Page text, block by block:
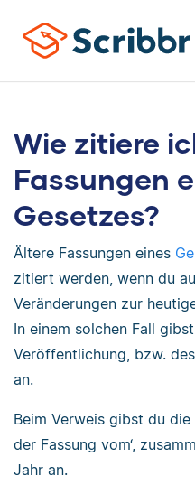
Wie zitiere
Fassungen
Gesetzes?
Ältere Fassungen eines
zitiert werden, wenn du
Veränderungen zur
In einem solchen Fall
Veröffentlichung, bzw.
an.
Beim Verweis gibst du
der Fassung vom‘,
Jahr an.